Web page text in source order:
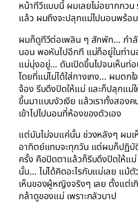
หน้าทีวีแบบนี้ ผมเลยไม่อยากกวน
แล้ว ผมถึงจะปลุกแม่ไปนอนพร้อ
ผมก็ดูทีวีต่อเพลิน ๆ สักพัก… กำลั
นอน พอหันไปอีกที แม่ก็อยู่ในท่า
แม่นุ่งอยู่… ดันเปิดขึ้นไปจนเห็นท่
โดยที่แม่ไม่ได้ใส่กางเกง… ผมตก
จ้อง รีบดึงปิดให้แม่ และก็ปลุกแม่
ขึ้นมาแบบงัวเงีย แล้วเราทั้งสอง
เข้าไปไปนอนที่ห้องของตัวเอง
แต่มันไม่จบแค่นั้น ช่วงหลังๆ ผมเ
อาทิตย์แทบจะทุกวัน แต่ผมก็ปฏิบั
ครั้ง คือปิดตาแล้วก็รีบดึงปิดให้แ
นั้น… ไม่ได้คิดอะไรกับแม่เลย แม้ตั
เห็นของผู้หญิงจริงๆ เลย ตั้งแต่เ
กล้าดูของแม่ เพราะกลัวบาป